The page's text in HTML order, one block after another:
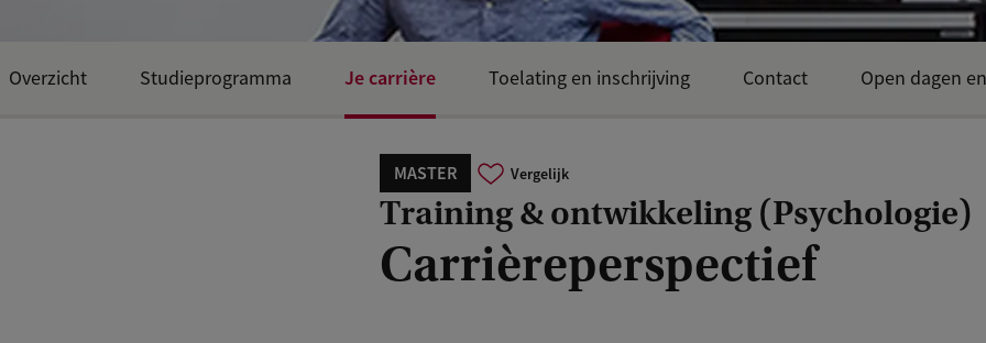
MASTER Vergelijk
Training & ontwikkeling (Psychologie)
Carrièreperspectief
Overzicht Studieprogramma Je carrière Toelating en inschrijving Contact Open dagen